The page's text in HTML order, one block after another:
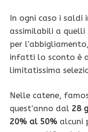
In ogni caso i saldi
assimilabili a
per
infatti lo sconto è
limitatissima
Nelle catene,
quest’anno dal 28
20% al 50% alcuni